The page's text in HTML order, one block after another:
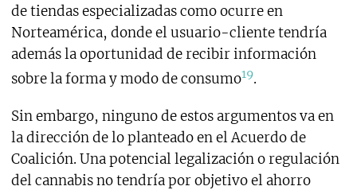
de tiendas especializadas como ocurre en
Norteamérica, donde el usuario-cliente tendría
además la oportunidad de recibir información
sobre la forma y modo de consumo19.
Sin embargo, ninguno de estos argumentos va en
la dirección de lo planteado en el Acuerdo de
Coalición. Una potencial legalización o regulación
del cannabis no tendría por objetivo el ahorro